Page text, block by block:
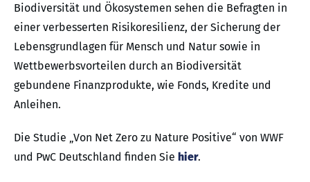
Biodiversität und Ökosystemen sehen die Befragten in
einer verbesserten Risikoresilienz, der Sicherung der
Lebensgrundlagen für Mensch und Natur sowie in
Wettbewerbsvorteilen durch an Biodiversität
gebundene Finanzprodukte, wie Fonds, Kredite und
Anleihen.
Die Studie „Von Net Zero zu Nature Positive“ von WWF
und PwC Deutschland finden Sie hier.